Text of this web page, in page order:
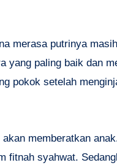
merasa putrinya
yang paling baik dan
pokok setelah
memberatkan
fitnah syahwat.